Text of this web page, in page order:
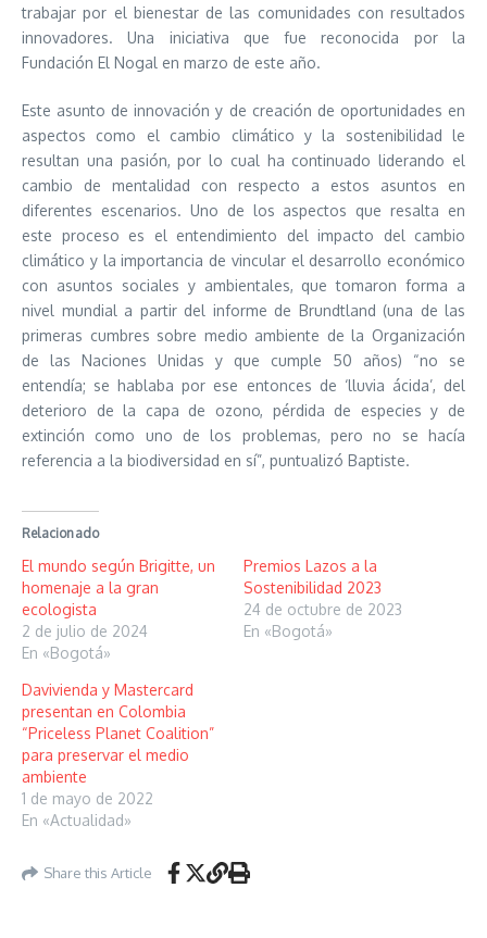
trabajar por el bienestar de las comunidades con resultados
innovadores. Una iniciativa que fue reconocida por la
Fundación El Nogal en marzo de este año.
Este asunto de innovación y de creación de oportunidades en
aspectos como el cambio climático y la sostenibilidad le
resultan una pasión, por lo cual ha continuado liderando el
cambio de mentalidad con respecto a estos asuntos en
diferentes escenarios. Uno de los aspectos que resalta en
este proceso es el entendimiento del impacto del cambio
climático y la importancia de vincular el desarrollo económico
con asuntos sociales y ambientales, que tomaron forma a
nivel mundial a partir del informe de Brundtland (una de las
primeras cumbres sobre medio ambiente de la Organización
de las Naciones Unidas y que cumple 50 años) “no se
entendía; se hablaba por ese entonces de ‘lluvia ácida’, del
deterioro de la capa de ozono, pérdida de especies y de
extinción como uno de los problemas, pero no se hacía
referencia a la biodiversidad en sí”, puntualizó Baptiste.
Relacionado
El mundo según Brigitte, un
homenaje a la gran
ecologista
2 de julio de 2024
En «Bogotá»
Premios Lazos a la
Sostenibilidad 2023
24 de octubre de 2023
En «Bogotá»
Davivienda y Mastercard
presentan en Colombia
“Priceless Planet Coalition”
para preservar el medio
ambiente
1 de mayo de 2022
En «Actualidad»
Share this Article